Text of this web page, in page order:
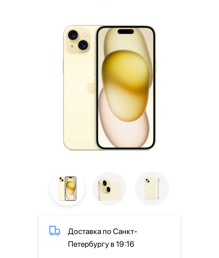
Доставка по Санкт-
Петербургу в 19:16